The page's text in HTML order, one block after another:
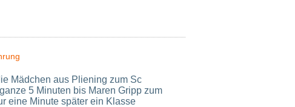
Mädchen aus Pliening zum Sc
5 Minuten bis Maren Gripp zum
eine Minute später ein Klasse